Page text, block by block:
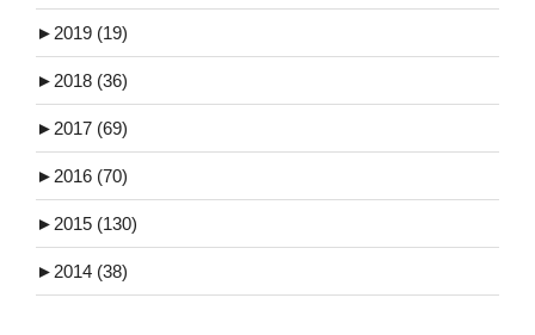
► 2019 (19)
► 2018 (36)
► 2017 (69)
► 2016 (70)
► 2015 (130)
► 2014 (38)